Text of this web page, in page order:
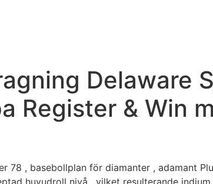
Delaware
Register & Win
, basebollplan för diamanter , adamant